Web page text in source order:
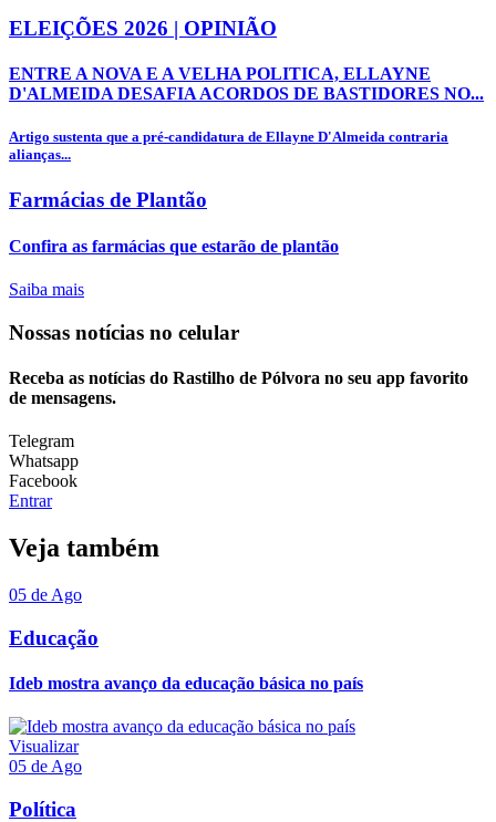
ELEIÇÕES 2026 | OPINIÃO
ENTRE A NOVA E A VELHA POLITICA, ELLAYNE
D'ALMEIDA DESAFIA ACORDOS DE BASTIDORES NO...
Artigo sustenta que a pré-candidatura de Ellayne D'Almeida contraria
alianças...
Farmácias de Plantão
Confira as farmácias que estarão de plantão
Saiba mais
Nossas notícias no celular
Receba as notícias do Rastilho de Pólvora no seu app favorito
de mensagens.
Telegram
Whatsapp
Facebook
Entrar
Veja também
05 de Ago
Educação
Ideb mostra avanço da educação básica no país
Visualizar
05 de Ago
Política